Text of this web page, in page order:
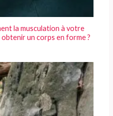
la musculation à votre
un corps en forme ?